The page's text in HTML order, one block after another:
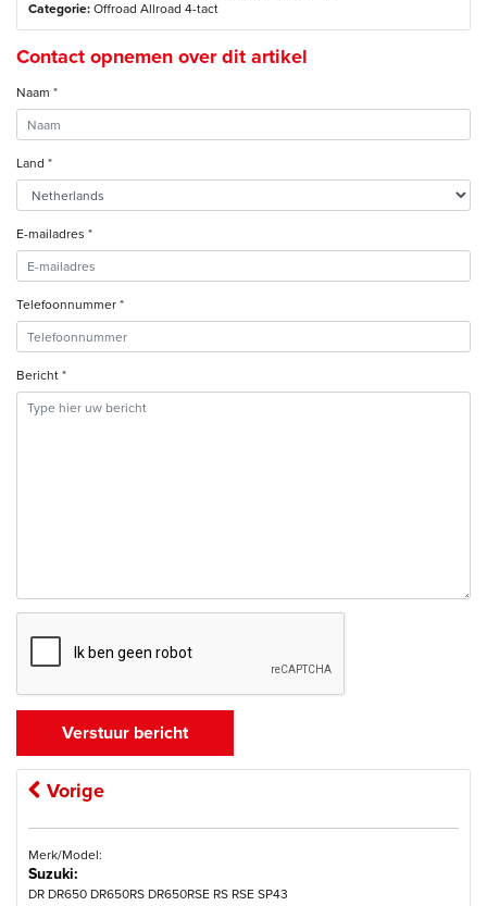
Categorie: Offroad Allroad 4-tact
Contact opnemen over dit artikel
Naam *
Land *
E-mailadres *
Telefoonnummer *
Bericht *
Vorige
Merk/Model:
Suzuki:
DR DR650 DR650RS DR650RSE RS RSE SP43